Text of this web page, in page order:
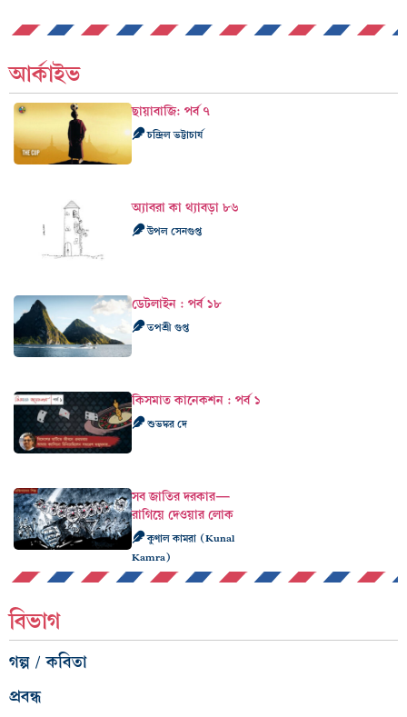
আর্কাইভ
ছায়াবাজি: পর্ব ৭
চন্দ্রিল ভট্টাচার্য
অ্যাবরা কা থ্যাবড়া ৮৬
উপল সেনগুপ্ত
ডেটলাইন : পর্ব ১৮
তপশ্রী গুপ্ত
কিসমাত কানেকশন : পর্ব ১
শুভঙ্কর দে
সব জাতির দরকার—
রাগিয়ে দেওয়ার লোক
কুণাল কামরা (Kunal
Kamra)
বিভাগ
গল্প / কবিতা
প্রবন্ধ